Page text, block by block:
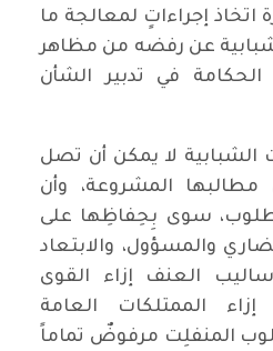
إجراءاتٍ لمعالجة ما
عن رفضه من مظاهر
في تدبير الشأن
الشبابية لا يمكن أن تصل
مطالبها المشروعة، وأن
سوى بِحِفاظِها على
والمسؤول، والابتعاد
العنف إزاء القوى
إزاء الممتلكات العامة
المنفلِت مرفوضٌ تماماً